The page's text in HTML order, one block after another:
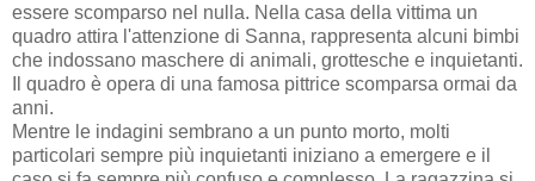
essere scomparso nel nulla. Nella casa della vittima un
quadro attira l'attenzione di Sanna, rappresenta alcuni bimbi
che indossano maschere di animali, grottesche e inquietanti.
Il quadro è opera di una famosa pittrice scomparsa ormai da
anni.
Mentre le indagini sembrano a un punto morto, molti
particolari sempre più inquietanti iniziano a emergere e il